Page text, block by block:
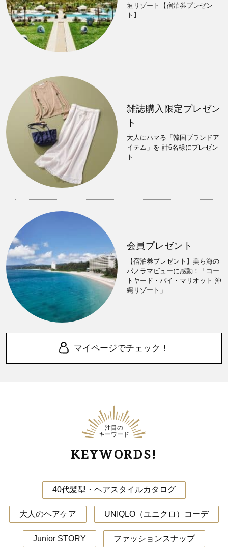
垣リゾート【宿泊券プレゼン
ト】
雑誌購入限定プレゼン
ト
大人にハマる「韓国ブランドア
イテム」を 計6名様にプレゼン
ト
会員プレゼント
【宿泊券プレゼント】美ら海の
パノラマビューに感動！「コー
トヤード・バイ・マリオット 沖
縄リゾート」
マイページでチェック！
注目の
キーワード
KEYWORDS!
40代髪型・ヘアスタイルカタログ
大人のヘアケア UNIQLO（ユニクロ）コーデ
Junior STORY ファッションスナップ